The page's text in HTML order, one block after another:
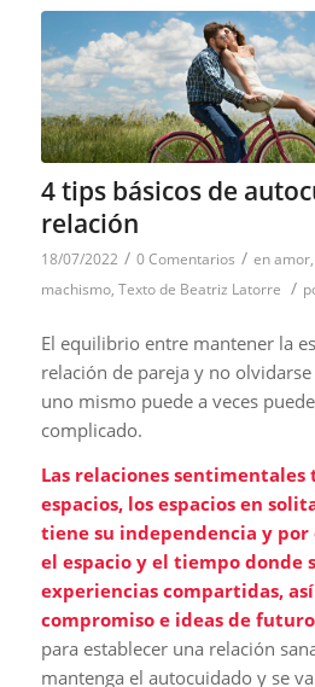
4 tips básicos de
relación
18/07/2022 / 0 Comentarios / enamor,
machismo, Texto de Beatriz Latorre /
El equilibrio entre mantener la
relación de pareja y no
uno mismo puede a veces
complicado.
Las relaciones
espacios, los espacios en
tiene su independencia y
el espacio y el tiempo donde
experiencias compartidas,
compromiso e ideas de
para establecer una relación
mantenga el autocuidado y se